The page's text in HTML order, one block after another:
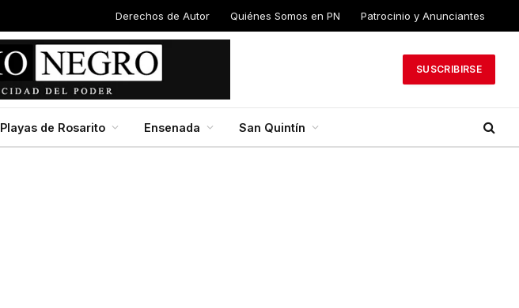
Derechos de Autor Quiénes Somos en PN Patrocinio y Anunciantes
SUSCRIBIRSE
Playas de Rosarito Ensenada San Quintín